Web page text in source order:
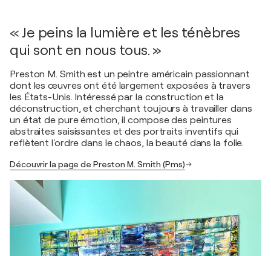
« Je peins la lumière et les ténèbres
qui sont en nous tous. »
Preston M. Smith est un peintre américain passionnant
dont les œuvres ont été largement exposées à travers
les États-Unis. Intéressé par la construction et la
déconstruction, et cherchant toujours à travailler dans
un état de pure émotion, il compose des peintures
abstraites saisissantes et des portraits inventifs qui
reflètent l'ordre dans le chaos, la beauté dans la folie.
Découvrir la page de Preston M. Smith (Pms)